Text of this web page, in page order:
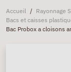
Accueil / Rayonnage
Bacs et caisses
Bac Probox a cloisons